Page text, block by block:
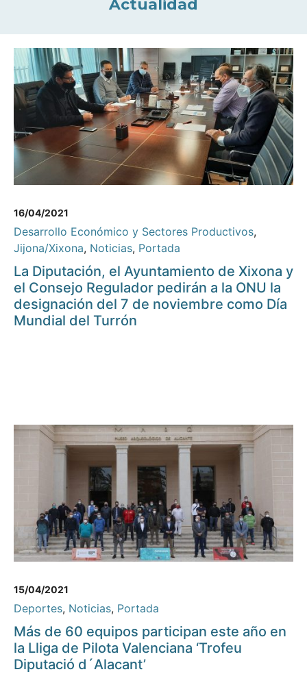
Actualidad
16/04/2021
Desarrollo Económico y Sectores Productivos,
Jijona/Xixona, Noticias, Portada
La Diputación, el Ayuntamiento de Xixona y
el Consejo Regulador pedirán a la ONU la
designación del 7 de noviembre como Día
Mundial del Turrón
15/04/2021
Deportes, Noticias, Portada
Más de 60 equipos participan este año en
la Lliga de Pilota Valenciana ‘Trofeu
Diputació d´Alacant’